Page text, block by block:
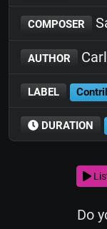
COMPOSER
AUTHOR
LABEL
DURATION
Do